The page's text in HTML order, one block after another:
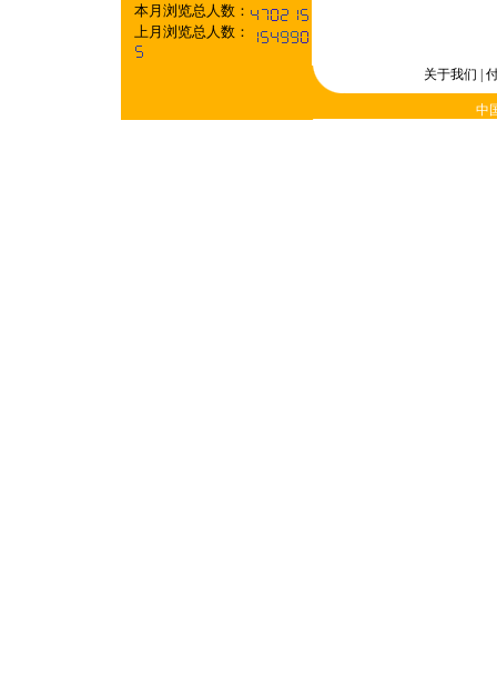
本月浏览总人数：
上月浏览总人数：
关于我们
中